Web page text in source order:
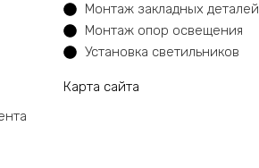
Монтаж закладных деталей
Монтаж опор освещения
Установка светильников
Карта сайта